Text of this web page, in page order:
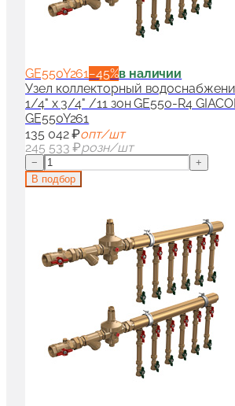
GE550Y261−45%в наличии
Узел коллекторный
1/4" x 3/4" /11 зон GE550-R4
GE550Y261
135 042 ₽опт/шт
245 533 ₽розн/шт
−
+
В подбор